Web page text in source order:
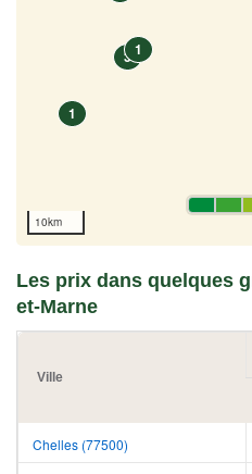
3
1
1
10km
Les prix dans quelques
et-Marne
Ville
Chelles (77500)